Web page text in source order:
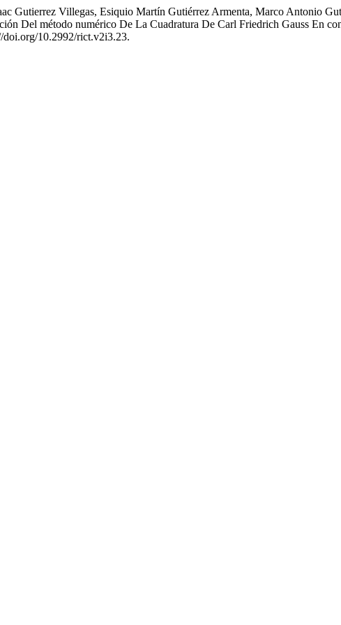
Gutierrez Villegas, Esiquio Martín Gutiérrez Armenta, Marco Antonio
Del método numérico De La Cuadratura De Carl Friedrich Gauss En
10.2992/rict.v2i3.23.